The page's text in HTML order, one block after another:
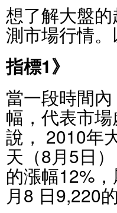
想了解大盤
測市場行情
指標1》
當一段時間
幅，代表市
說， 2010年
天（8月5日
的漲幅12%
月8 日9,220